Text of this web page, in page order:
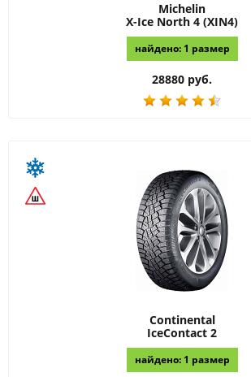
Michelin
X-Ice North 4 (XIN4)
найдено: 1 размер
28880 руб.
Continental
IceContact 2
найдено: 1 размер